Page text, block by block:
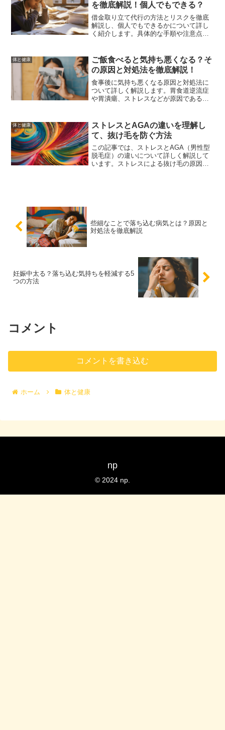
を徹底解説！個人でもできる？
借金取り立て代行の方法とリスクを徹底
解説し、個人でもできるかについて詳し
く紹介します。具体的な手順や注意点を
体と健康
ご飯食べると気持ち悪くなる？そ
の原因と対処法を徹底解説！
食事後に気持ち悪くなる原因と対処法に
ついて詳しく解説します。胃食道逆流症
や胃潰瘍、ストレスなどが原因である可
体と健康
ストレスとAGAの違いを理解し
て、抜け毛を防ぐ方法
この記事では、ストレスとAGA（男性型
脱毛症）の違いについて詳しく解説して
います。ストレスによる抜け毛の原因と
因を見極め、適切な対策を講じるための
知識を得ることができます。
些細なことで落ち込む病気とは？原因と
対処法を徹底解説
妊娠中太る？落ち込む気持ちを軽減する5
つの方法
コメント
コメントを書き込む
ホーム 体と健康
np
© 2024 np.